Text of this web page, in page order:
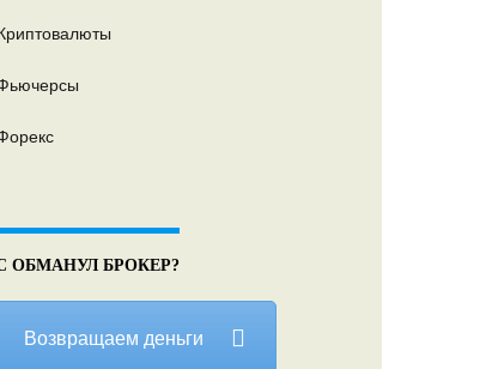
ОБМАНУЛ БРОКЕР?
Возвращаем деньги